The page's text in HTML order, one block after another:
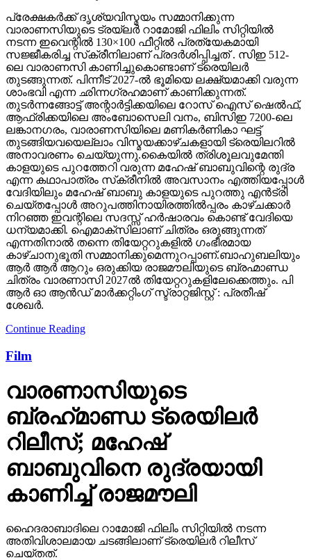
പ്രേക്ഷകർക്ക് ദൃശ്യവിസ്മയം സമ്മാനിക്കുന്ന
വാരാണസിയുടെ ട്രയ്ലർ റാമോജി ഫിലിം സിറ്റിയിൽ
നടന്ന ഇവെന്റിൽ 130×100 ഫീറ്റിൽ പ്രത്യേകമായി
സജ്ജീകരിച്ച സ്‌ക്രീനിലാണ് പ്രദർശിപ്പിച്ചത് . സിഇ 512-
ലെ വാരാണസി കാണിച്ചുകൊണ്ടാണ് ട്രെയിലര്‍
തുടങ്ങുന്നത്. പിന്നീട് 2027-ല്‍ ഭൂമിയെ ലക്ഷ്യമാക്കി വരുന്ന
ശാംഭവി എന്ന ഛിന്നഗ്രഹമാണ് കാണിക്കുന്നത്.
തുടര്‍ന്നങ്ങോട്ട് അന്റാര്‍ട്ടിക്കയിലെ റോസ് ഐസ് ഷെല്‍ഫ്,
ആഫ്രിക്കയിലെ അംബോസെലി വനം, ബിസിഇ 7200-ലെ
ലങ്കാനഗരം, വാരാണസിയിലെ മണികര്‍ണികാ ഘട്ട്
തുടങ്ങിയവയെല്ലാം വിസ്മയക്കാഴ്ചകളായി ട്രെയിലറില്‍
അനാവരണം ചെയ്യുന്നു.കൈയില്‍ ത്രിശൂലവുമേന്തി
കാളയുടെ പുറത്തേറി വരുന്ന മഹേഷ് ബാബുവിന്റെ രുദ്ര
എന്ന കഥാപാത്രം സ്‌ക്രീനിൽ അവസാനം എത്തിയപ്പോൾ
വേദിയിലും മഹേഷ് ബാബു കാളയുടെ പുറത്തു എൻട്രി
ചെയ്തപ്പോൾ അറുപത്തിനായിരത്തിൽപ്പരം കാഴ്ചക്കാർ
നിറഞ്ഞ ഇവന്റിലെ സദസ്സ് ഹർഷാരവം കൊണ്ട് വേദിയെ
ധന്യമാക്കി. ഐമാക്‌സിലാണ് ചിത്രം ഒരുങ്ങുന്നത്
എന്നതിനാല്‍ തന്നെ തിയേറ്ററുകളില്‍ ഗംഭീരമായ
കാഴ്ചാനുഭൂതി സമ്മാനിക്കുമെന്നുറപ്പാണ്.ബാഹുബലിയും
ആർ ആർ ആറും ഒരുക്കിയ രാജമൗലിയുടെ ബ്രഹ്മാണ്ഡ
ചിത്രം വാരണാസി 2027ൽ തിയേറ്ററുകളിലേക്കെത്തും. പി
ആർ ഓ ആൻഡ് മാർക്കറ്റിംഗ് സ്ട്രാറ്റജിസ്റ്റ് : പ്രതീഷ്
ശേഖർ.
Continue Reading
Film
വാരണാസിയുടെ
ബ്രഹ്‌മാണ്ഡ ട്രെയിലര്‍
റിലീസ്; മഹേഷ്
ബാബുവിനെ രുദ്രയായി
കാണിച്ച് രാജമൗലി
ഹൈദരാബാദിലെ റാമോജി ഫിലിം സിറ്റിയില്‍ നടന്ന
അതിവിശാലമായ ചടങ്ങിലാണ് ട്രെയിലര്‍ റിലീസ്
ചെയ്തത്.